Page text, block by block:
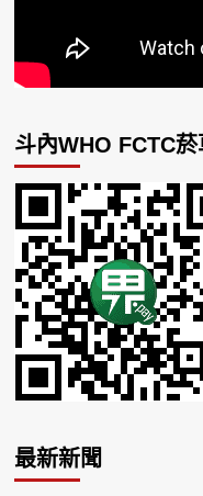
斗內WHO FCTC
最新新聞